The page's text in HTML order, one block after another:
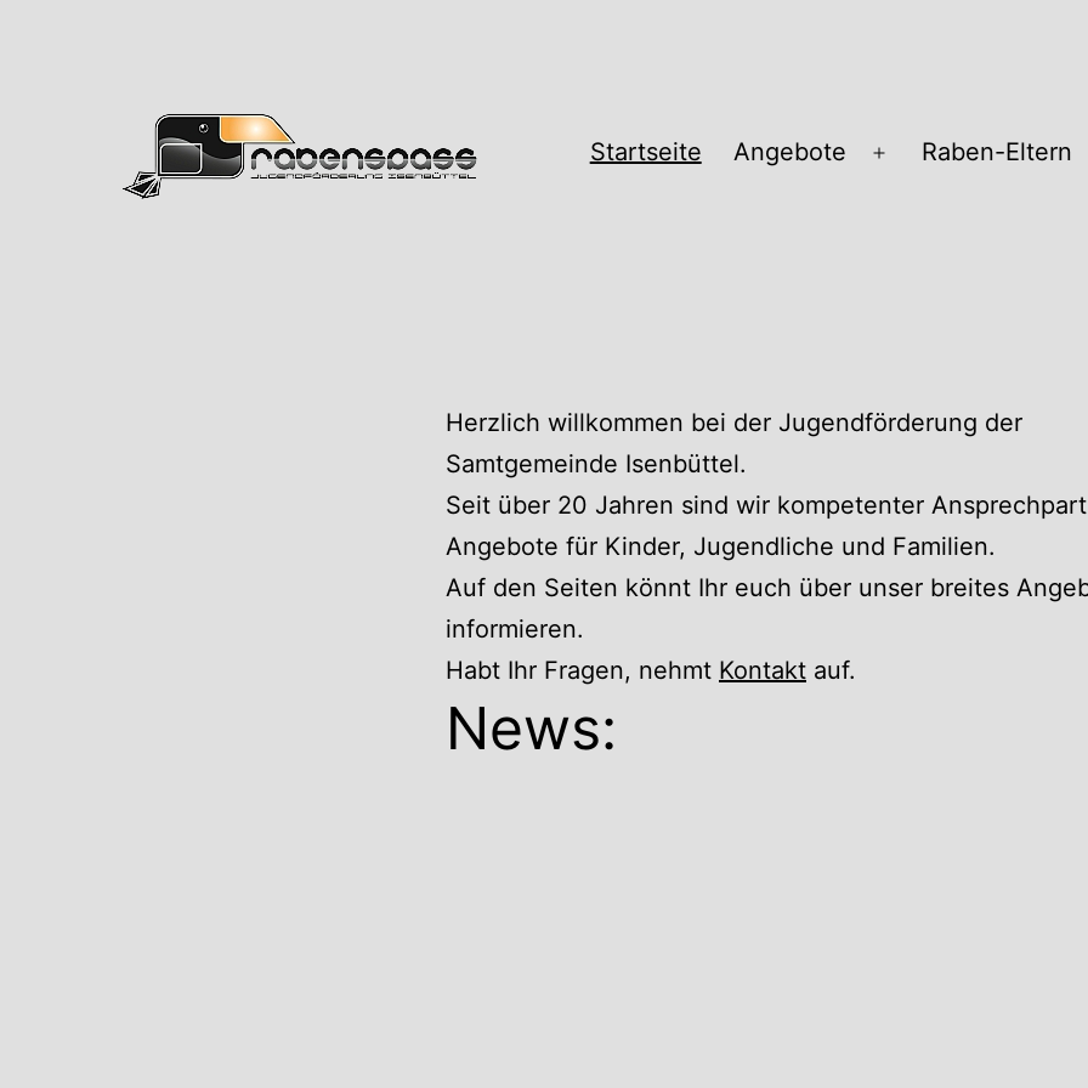
Startseite Angebote
Menü
Raben-Eltern
Herzlich willkommen bei der Jugendförderung der
Samtgemeinde Isenbüttel.
Seit über 20 Jahren sind wir kompetenter
Angebote für Kinder, Jugendliche und Familien.
Auf den Seiten könnt Ihr euch über unser breites
informieren.
Habt Ihr Fragen, nehmt Kontakt auf.
News: